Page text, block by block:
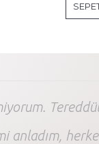
anladım,